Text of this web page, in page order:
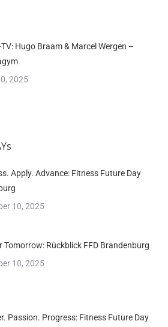
TV: Hugo Braam & Marcel Wergen –
2025
Apply. Advance: Fitness Future Day
10, 2025
Tomorrow: Rückblick FFD Brandenburg
10, 2025
Passion. Progress: Fitness Future Day